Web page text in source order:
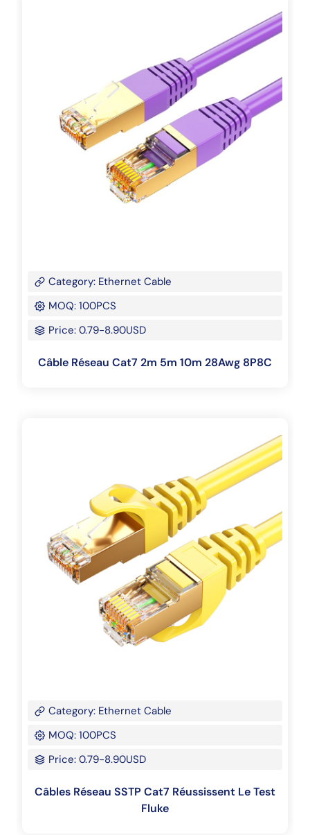
Category: Ethernet Cable
MOQ: 100PCS
Price: 0.79-8.90USD
Câble Réseau Cat7 2m 5m 10m 28Awg 8P8C
Category: Ethernet Cable
MOQ: 100PCS
Price: 0.79-8.90USD
Câbles Réseau SSTP Cat7 Réussissent Le Test
Fluke